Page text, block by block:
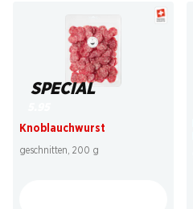
SPECIAL
Knoblauchwurst
geschnitten, 200 g